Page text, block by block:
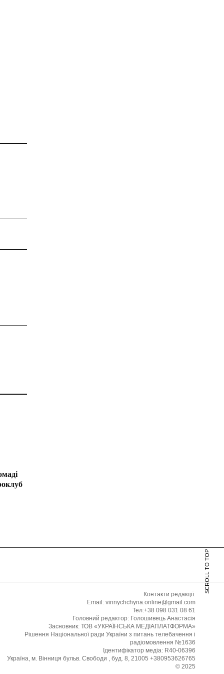
SCROLL TO TOP
Контакти редакції:
Email: vinnychchyna.online@gmail.com
Тел:+38 098 031 08 61
Головний редактор: Голошивець Анастасія
Засновник: ТОВ «УКРАЇНСЬКА МЕДІАПЛАТФОРМА»
Рішення Національної ради України з питань телебачення і
радіомовлення №1636
Ідентифікатор медіа: R40-06396
Україна, м. Вінниця бульв. Свободи , буд. 8, 21005 +380953626765
© 2025